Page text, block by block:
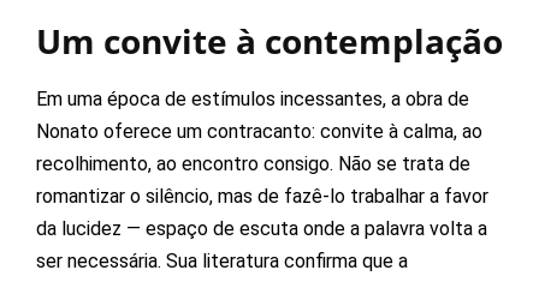
Um convite à contemplação
Em uma época de estímulos incessantes, a obra de
Nonato oferece um contracanto: convite à calma, ao
recolhimento, ao encontro consigo. Não se trata de
romantizar o silêncio, mas de fazê-lo trabalhar a favor
da lucidez — espaço de escuta onde a palavra volta a
ser necessária. Sua literatura confirma que a